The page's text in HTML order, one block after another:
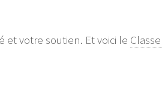
votre soutien. Et voici le